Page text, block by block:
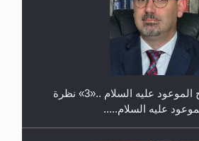
في الجامعة الأحمدية بنيجيريا لعام
رأيٌ في لغة المسيح الموعود عليه السلام ..«3» نظرة
عليه السلام.....